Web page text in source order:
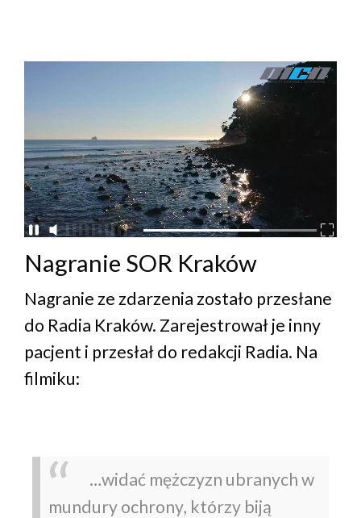
Nagranie SOR Kraków
Nagranie ze zdarzenia zostało przesłane
do Radia Kraków. Zarejestrował je inny
pacjent i przesłał do redakcji Radia. Na
filmiku:
…widać mężczyzn ubranych w
mundury ochrony, którzy biją